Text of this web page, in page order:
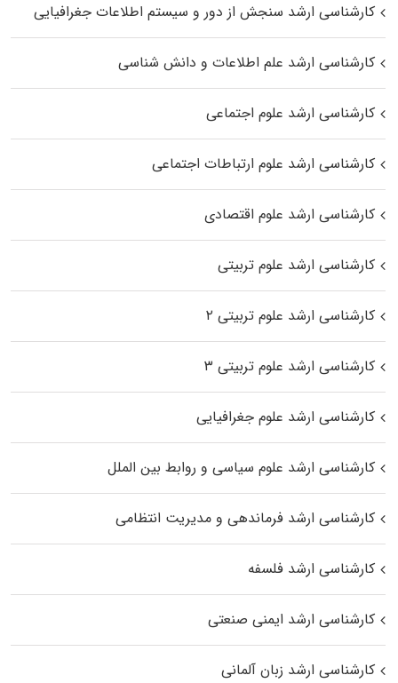
کارشناسی ارشد سنجش از دور و سیستم اطلاعات جغرافیایی
کارشناسی ارشد علم اطلاعات و دانش شناسی
کارشناسی ارشد علوم اجتماعی
کارشناسی ارشد علوم ارتباطات اجتماعی
کارشناسی ارشد علوم اقتصادی
کارشناسی ارشد علوم تربیتی
کارشناسی ارشد علوم تربیتی ۲
کارشناسی ارشد علوم تربیتی ۳
کارشناسی ارشد علوم جغرافیایی
کارشناسی ارشد علوم سیاسی و روابط بین الملل
کارشناسی ارشد فرماندهی و مدیریت انتظامی
کارشناسی ارشد فلسفه
کارشناسی ارشد ایمنی صنعتی
کارشناسی ارشد زبان آلمانی